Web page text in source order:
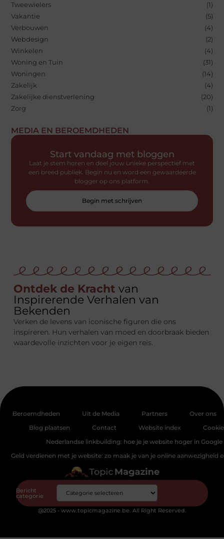
Tweewielers
(1)
Vakantie
(5)
Verbouwen
(4)
Webdesign
(2)
Winkelen
(4)
Woning en Tuin
(31)
Woningen
(14)
Zakelijk
(4)
Zakelijke dienstverlening
(20)
Zorg
(1)
MEDIA EN BEROEMDHEDEN
Start vandaag met bloggen
Laat je stem horen en deel jouw unieke perspectief met
een breed publiek. Begin nu en word een gewaardeerde
blogger op ons platform.
Begin met schrijven
Ontdek de Kracht van
Inspirerende Verhalen van
Bekenden
Verken de levens van iconische figuren die ons
inspireren. Hun verhalen van moed en doorbraak bieden
waardevolle inzichten voor je eigen reis.
Beroemdheden Uit de Media Partners
Over ons
Blog plaatsen
Contact Website index
Nederlandse linkbuilding: hoe je je website hoger in
Geld verdienen met je website: zo maak je van je online aanwezigheid
Bericht
categorie
@2025 - www.topicmagazine.be. All Right Reserved.